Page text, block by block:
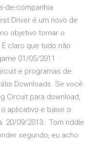
de-companhia.
Driver é um novo de
objetivo tornar o
claro que tudo não
01/05/2011 ·
e programas de
Downloads. Se você
Circuit para download,
aplicativo e baixe o
20/09/2013 · Tom riddle
segundo, eu acho